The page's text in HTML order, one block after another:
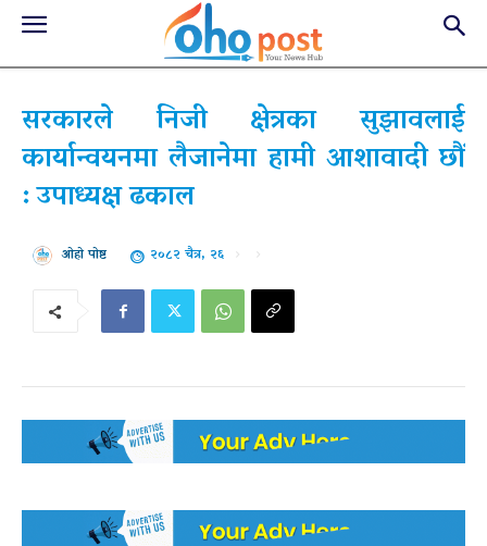
सरकारले निजी क्षेत्रका सुझावलाई
कार्यान्वयनमा लैजानेमा हामी आशावादी छौं
: उपाध्यक्ष ढकाल
ओहो पोष्ट २०८२ चैत्र, २६